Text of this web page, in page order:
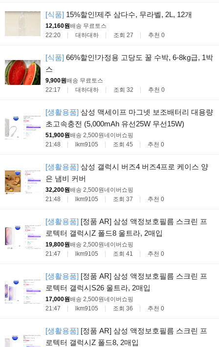
[식품] 15%할인!제주 삼다수, 무라벨, 2L, 12개
12,160원배송 무료 토스
22:20
대하대하 조회 27 추천 0
[식품] 66%할인!가정용 고당도 꿀 수박, 6-8kg급, 1박
스
9,900원배송 무료 토스
22:17
대하대하 조회 32 추천 0
[생활용품] 삼성 맥세이프 마그넷 보조배터리 대용량
초고속충전 (5,000mAh 유선25W 무선15W)
51,900원배송 2,500원네이버쇼핑
21:48
lkm9105 조회 45 추천 0
[생활용품] 삼성 갤럭시 버즈4 버즈4프로 케이스 양
은 냄비 커버
32,200원배송 2,500원네이버쇼핑
21:48
lkm9105 조회 37 추천 0
[생활용품] [정품 AR] 삼성 액정보호필름 스크린 프
로텍터 갤럭시Z 폴드8 울트라, 2매입
19,800원배송 2,500원네이버쇼핑
21:47
lkm9105 조회 41 추천 0
[생활용품] [정품 AR] 삼성 액정보호필름 스크린 프
로텍터 갤럭시S26 울트라, 2매입
17,000원배송 2,500원네이버쇼핑
21:47
lkm9105 조회 36 추천 0
[생활용품] [정품 AR] 삼성 액정보호필름 스크린 프
로텍터 갤럭시Z 폴드8, 2매입